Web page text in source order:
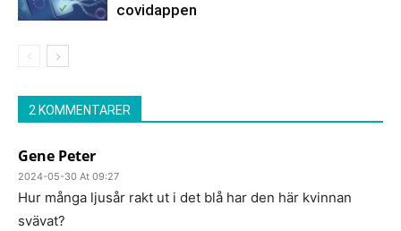
covidappen
2 KOMMENTARER
Gene Peter
2024-05-30 At 09:27
Hur många ljusår rakt ut i det blå har den här kvinnan
svävat?